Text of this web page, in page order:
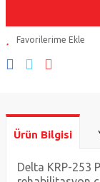
Ürün Bilgisi
Delta KRP-253